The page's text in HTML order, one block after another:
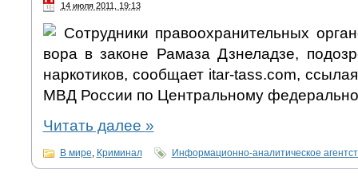
14 июля 2011, 19:13
Сотрудники правоохранительных
вора в законе Рамаза Дзнеладзе,
наркотиков, сообщает itar-tass.com,
МВД России по Центральному
Читать далее »
В мире, Криминал Информационно-аналитическое